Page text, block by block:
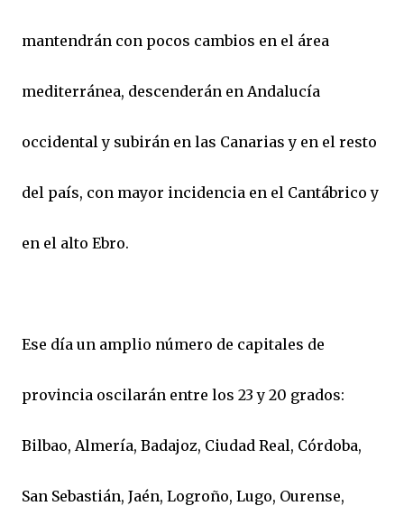
mantendrán con pocos cambios en el área
mediterránea, descenderán en Andalucía
occidental y subirán en las Canarias y en el resto
del país, con mayor incidencia en el Cantábrico y
en el alto Ebro.
Ese día un amplio número de capitales de
provincia oscilarán entre los 23 y 20 grados:
Bilbao, Almería, Badajoz, Ciudad Real, Córdoba,
San Sebastián, Jaén, Logroño, Lugo, Ourense,